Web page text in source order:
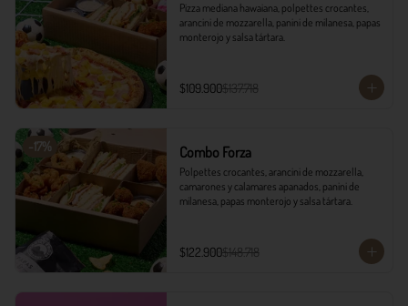
Pizza mediana hawaiana, polpettes crocantes,
arancini de mozzarella, panini de milanesa, papas
monterojo y salsa tártara.
$109.900$137.718
-17% Combo Forza
Polpettes crocantes, arancini de mozzarella,
camarones y calamares apanados, panini de
milanesa, papas monterojo y salsa tártara.
$122.900$148.718